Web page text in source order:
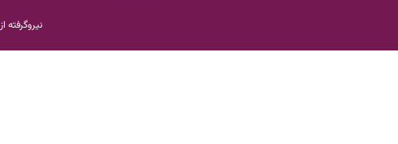
نیروگرفته از